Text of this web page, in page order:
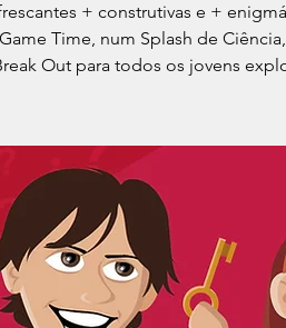
+ construtivas e +
Time, num Splash de
Out para todos os jovens